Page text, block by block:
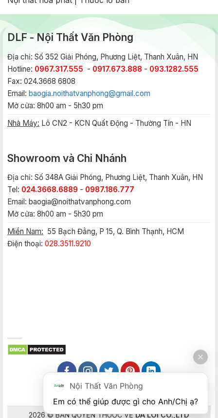
DLF - Nội Thất Văn Phòng
Địa chỉ: Số 352 Giải Phóng, Phương Liệt, Thanh Xuân, HN
Hotline: 0967.317.555 - 0917.673.888 - 093.1282.555
Fax: 024.3668 6808
Email: baogia.noithatvanphong@gmail.com
Mở cửa: 8h00 am - 5h30 pm
Nhà Máy: Lô CN2 - KCN Quất Động - Thường Tín - HN
Showroom và Chi Nhánh
Địa chỉ: Số 348A Giải Phóng, Phương Liệt, Thanh Xuân, HN
Tel: 024.3668.6889 - 0987.186.777
Email: baogia@noithatvanphong.com
Mở cửa: 8h00 am - 5h30 pm
Miền Nam: 55 Bạch Đằng, P 15, Q. Bình Thạnh, HCM
Điện thoại: 028.3511.9210
2026 © BẢN QUYỀN THUỘC VỀDA LOI CO.,LTD
Nội Thất Văn Phòng